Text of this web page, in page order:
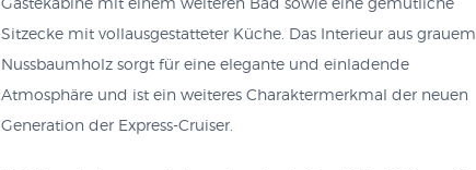
Gästekabine mit einem weiteren Bad sowie eine gemütliche
Sitzecke mit vollausgestatteter Küche. Das Interieur aus grauem
Nussbaumholz sorgt für eine elegante und einladende
Atmosphäre und ist ein weiteres Charaktermerkmal der neuen
Generation der Express-Cruiser.